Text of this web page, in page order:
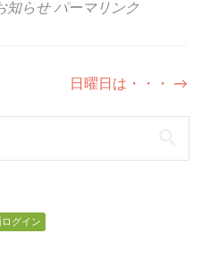
知らせ パーマリンク
日曜日は・・・ →
グイン